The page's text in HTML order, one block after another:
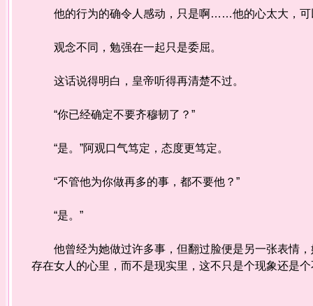
他的行为的确令人感动，只是啊……他的心太大，可
观念不同，勉强在一起只是委屈。
这话说得明白，皇帝听得再清楚不过。
“你已经确定不要齐穆韧了？”
“是。”阿观口气笃定，态度更笃定。
“不管他为你做再多的事，都不要他？”
“是。”
他曾经为她做过许多事，但翻过脸便是另一张表情，
存在女人的心里，而不是现实里，这不只是个现象还是